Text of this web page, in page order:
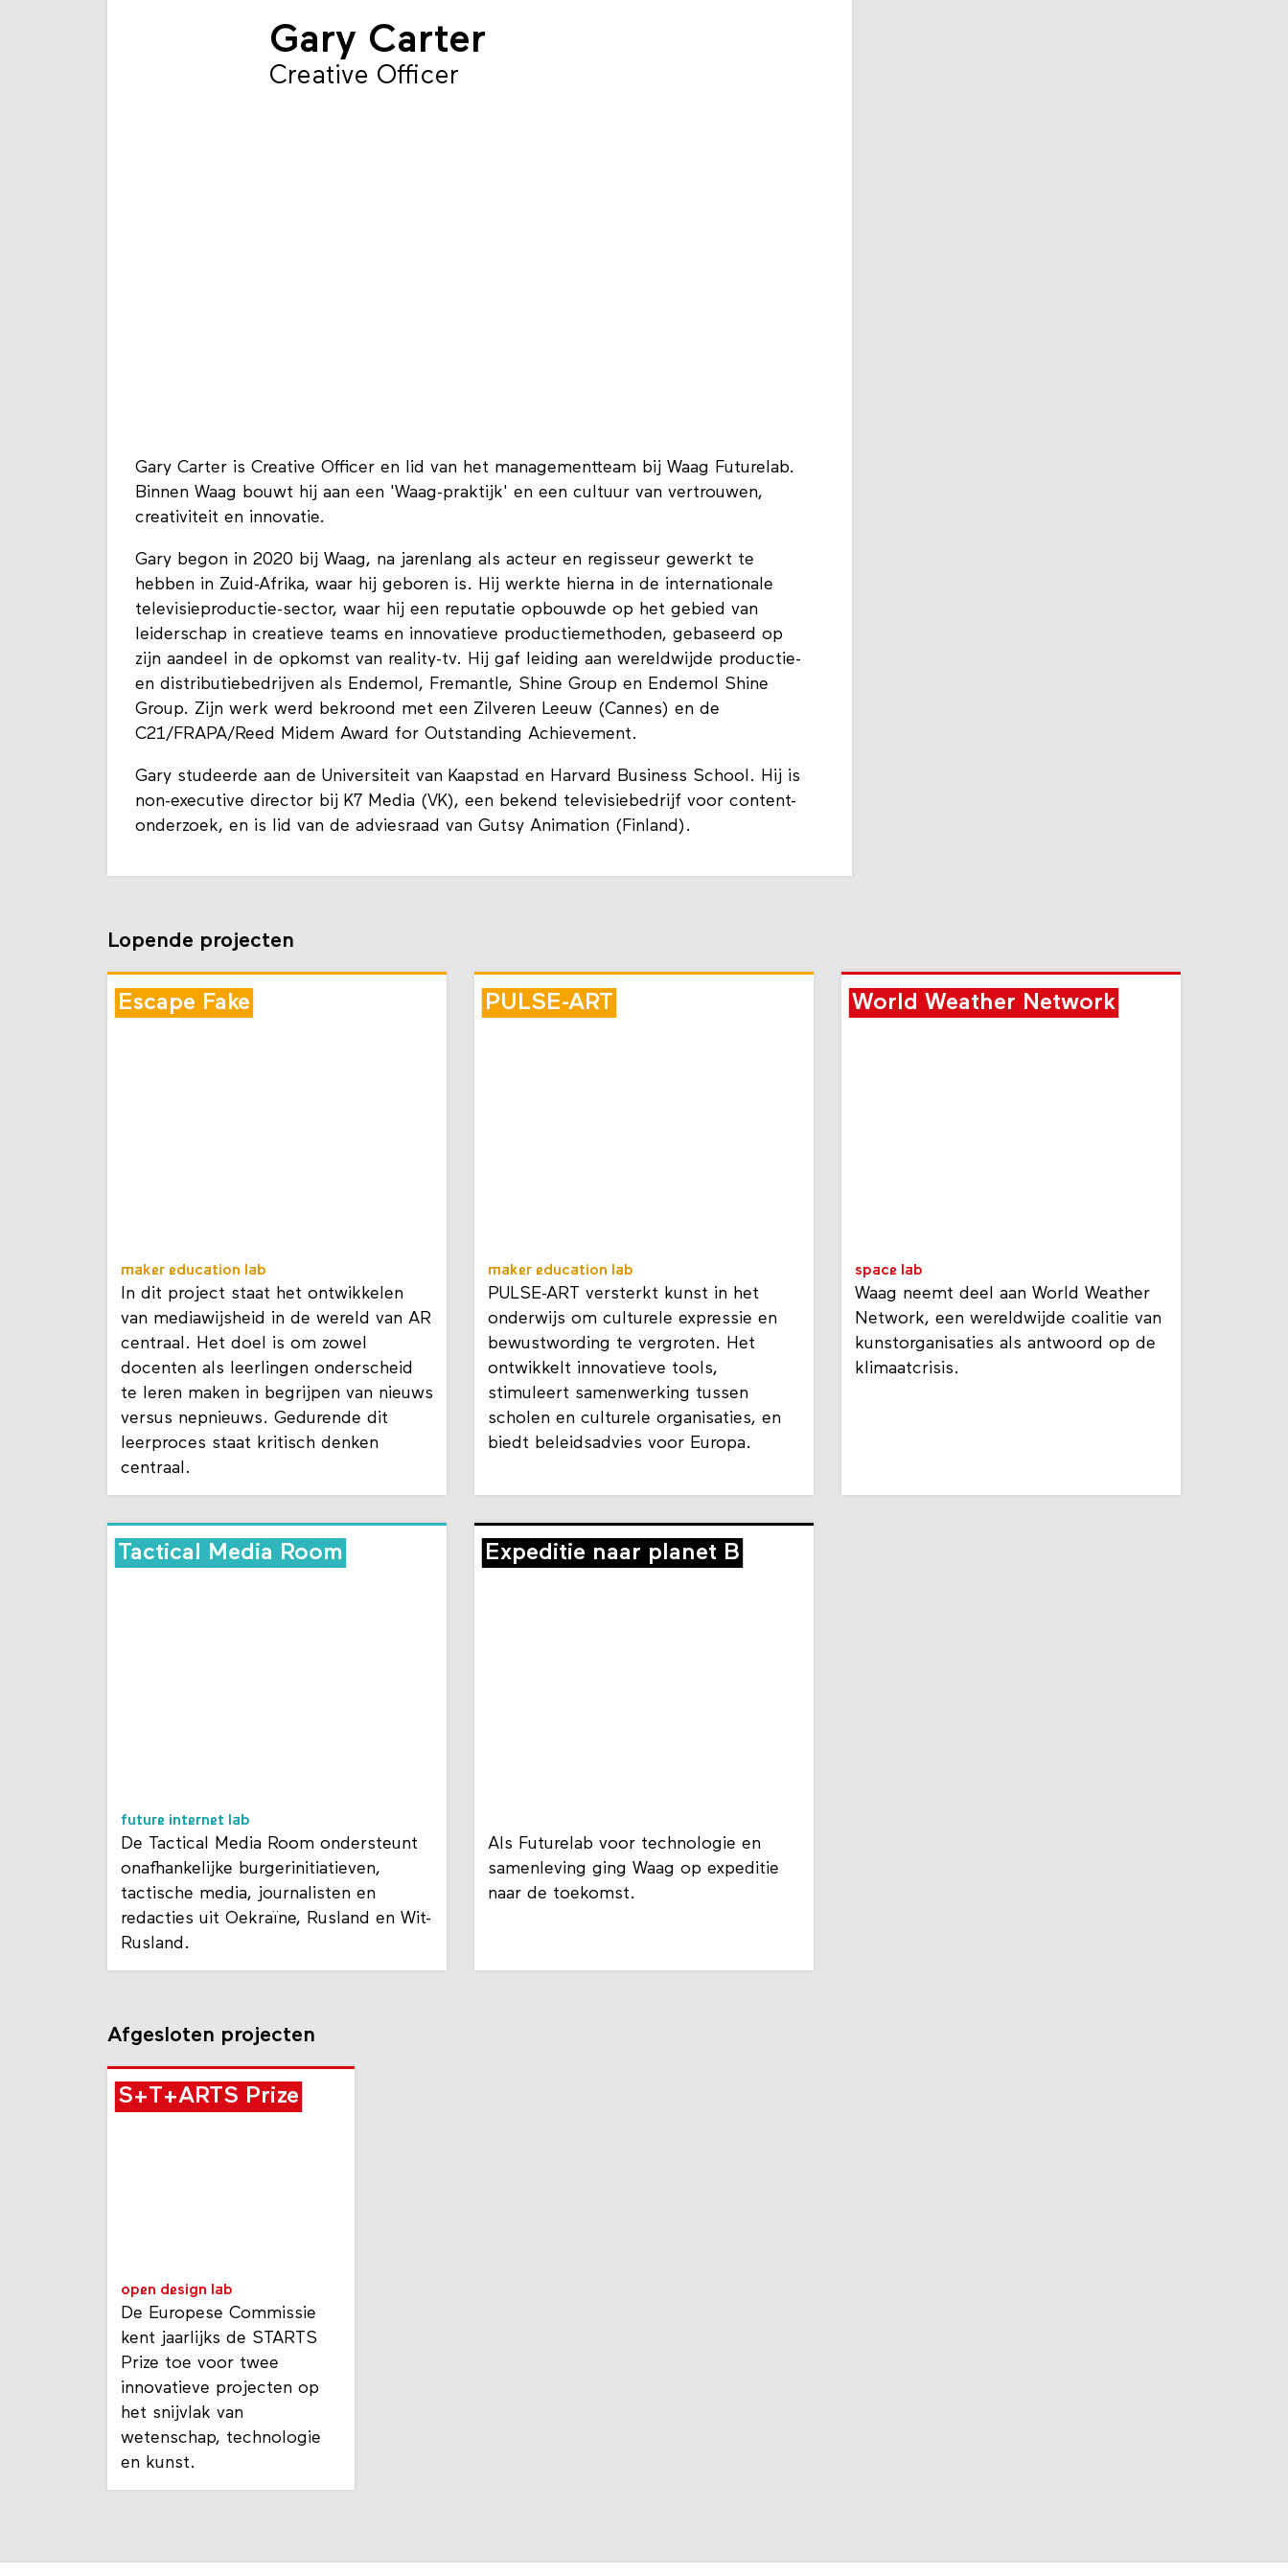
Gary Carter
Creative Officer
Gary Carter is Creative Officer en lid van het managementteam bij Waag Futurelab.
Binnen Waag bouwt hij aan een 'Waag-praktijk' en een cultuur van vertrouwen,
creativiteit en innovatie.
Gary begon in 2020 bij Waag, na jarenlang als acteur en regisseur gewerkt te
hebben in Zuid-Afrika, waar hij geboren is. Hij werkte hierna in de internationale
televisieproductie-sector, waar hij een reputatie opbouwde op het gebied van
leiderschap in creatieve teams en innovatieve productiemethoden, gebaseerd op
zijn aandeel in de opkomst van reality-tv. Hij gaf leiding aan wereldwijde productie-
en distributiebedrijven als Endemol, Fremantle, Shine Group en Endemol Shine
Group. Zijn werk werd bekroond met een Zilveren Leeuw (Cannes) en de
C21/FRAPA/Reed Midem Award for Outstanding Achievement.
Gary studeerde aan de Universiteit van Kaapstad en Harvard Business School. Hij is
non-executive director bij K7 Media (VK), een bekend televisiebedrijf voor content-
onderzoek, en is lid van de adviesraad van Gutsy Animation (Finland).
Lopende projecten
Escape Fake
maker education lab
In dit project staat het ontwikkelen
van mediawijsheid in de wereld van AR
centraal. Het doel is om zowel
docenten als leerlingen onderscheid
te leren maken in begrijpen van nieuws
versus nepnieuws. Gedurende dit
leerproces staat kritisch denken
centraal.
PULSE-ART
maker education lab
PULSE-ART versterkt kunst in het
onderwijs om culturele expressie en
bewustwording te vergroten. Het
ontwikkelt innovatieve tools,
stimuleert samenwerking tussen
scholen en culturele organisaties, en
biedt beleidsadvies voor Europa.
World Weather Network
space lab
Waag neemt deel aan World Weather
Network, een wereldwijde coalitie van
kunstorganisaties als antwoord op de
klimaatcrisis.
Tactical Media Room
future internet lab
De Tactical Media Room ondersteunt
onafhankelijke burgerinitiatieven,
tactische media, journalisten en
redacties uit Oekraïne, Rusland en Wit-
Rusland.
Expeditie naar planet B
Als Futurelab voor technologie en
samenleving ging Waag op expeditie
naar de toekomst.
Afgesloten projecten
S+T+ARTS Prize
open design lab
De Europese Commissie
kent jaarlijks de STARTS
Prize toe voor twee
innovatieve projecten op
het snijvlak van
wetenschap, technologie
en kunst.